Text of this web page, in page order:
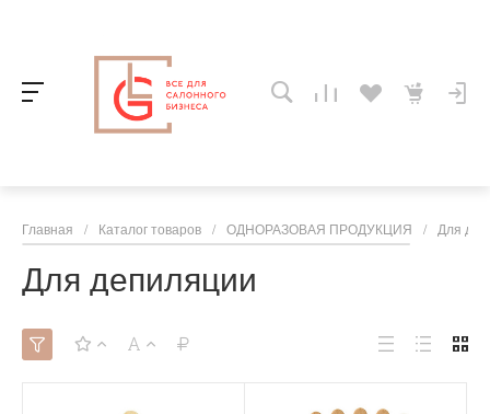
Главная / Каталог товаров / ОДНОРАЗОВАЯ ПРОДУКЦИЯ / Для
Для депиляции